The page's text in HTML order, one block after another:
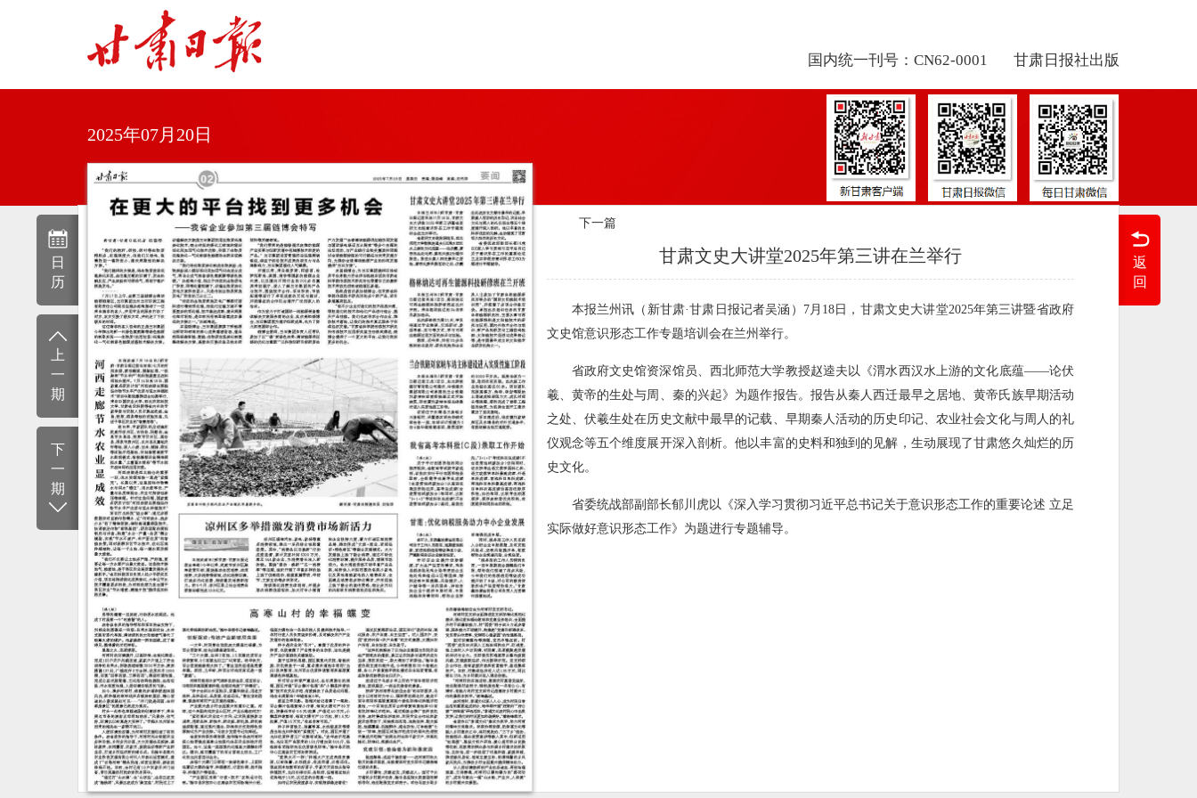
国内统一刊号：CN62-0001 甘肃日报社出版
日
历
上
一
期
下
一
期
返
回
2025年07月20日
下一篇
甘肃文史大讲堂2025年第三讲在兰举行
本报兰州讯（新甘肃·甘肃日报记者吴涵）7月18日，甘肃文史大讲堂2025年第三讲暨省政府
文史馆意识形态工作专题培训会在兰州举行。
省政府文史馆资深馆员、西北师范大学教授赵逵夫以《渭水西汉水上游的文化底蕴——论伏
羲、黄帝的生处与周、秦的兴起》为题作报告。报告从秦人西迁最早之居地、黄帝氏族早期活动
之处、伏羲生处在历史文献中最早的记载、早期秦人活动的历史印记、农业社会文化与周人的礼
仪观念等五个维度展开深入剖析。他以丰富的史料和独到的见解，生动展现了甘肃悠久灿烂的历
史文化。
省委统战部副部长郁川虎以《深入学习贯彻习近平总书记关于意识形态工作的重要论述 立足
实际做好意识形态工作》为题进行专题辅导。